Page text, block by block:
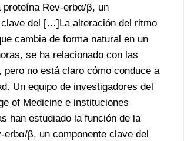
proteína Rev-erbα/β, un
clave del […]La alteración del ritmo
cambia de forma natural en un
se ha relacionado con las
pero no está claro cómo conduce a
Un equipo de investigadores del
of Medicine e instituciones
han estudiado la función de la
erbα/β, un componente clave del